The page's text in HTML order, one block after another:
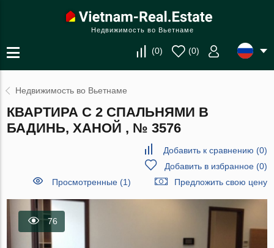
Недвижимость во Вьетнаме
(0) (0)
Недвижимость во Вьетнаме
КВАРТИРА С 2 СПАЛЬНЯМИ В
БАДИНЬ, ХАНОЙ , № 3576
Добавить к сравнению (0)
Добавить в избранное(0)
Просмотренные (1)
Предложить свою цену
76